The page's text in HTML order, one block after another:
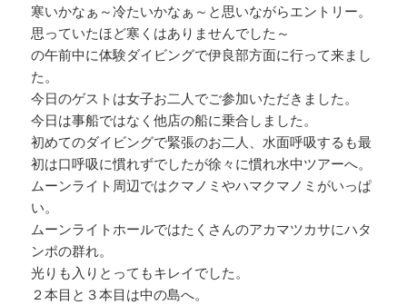
寒いかなぁ～冷たいかなぁ～と思いながらエントリー。
思っていたほど寒くはありませんでした～
の午前中に体験ダイビングで伊良部方面に行って来まし
た。
今日のゲストは女子お二人でご参加いただきました。
今日は事船ではなく他店の船に乗合しました。
初めてのダイビングで緊張のお二人、水面呼吸するも最
初は口呼吸に慣れずでしたが徐々に慣れ水中ツアーへ。
ムーンライト周辺ではクマノミやハマクマノミがいっぱ
い。
ムーンライトホールではたくさんのアカマツカサにハタ
ンポの群れ。
光りも入りとってもキレイでした。
２本目と３本目は中の島へ。